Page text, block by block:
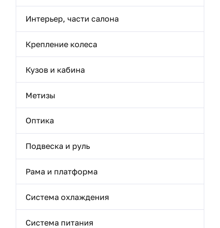
Интерьер, части салона
Крепление колеса
Кузов и кабина
Метизы
Оптика
Подвеска и руль
Рама и платформа
Система охлаждения
Система питания